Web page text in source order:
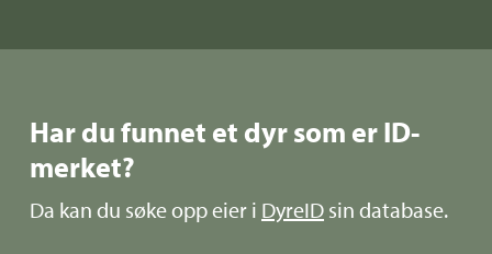
Har du funnet et dyr som er ID-
merket?
Da kan du søke opp eier i DyreID sin database.